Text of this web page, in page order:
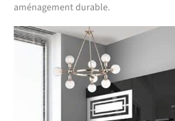
de
aménagement durable.